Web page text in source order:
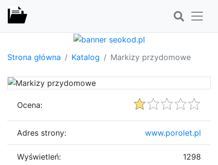
Strona główna Katalog Markizy przydomowe
Ocena:
Adres strony: www.porolet.pl
Wyświetleń: 1298